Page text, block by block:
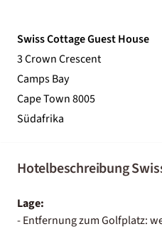
Swiss Cottage Guest House
3 Crown Crescent
Camps Bay
Cape Town 8005
Südafrika
Hotelbeschreibung
Lage:
- Entfernung zum Golfplatz: